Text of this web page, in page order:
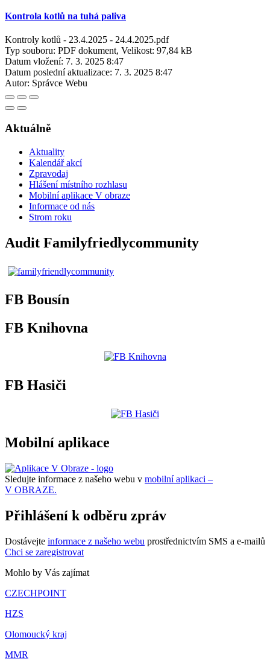
Kontrola kotlů na tuhá paliva
Kontroly kotlů - 23.4.2025 - 24.4.2025.pdf
Typ souboru: PDF dokument, Velikost: 97,84 kB
Datum vložení: 7. 3. 2025 8:47
Datum poslední aktualizace: 7. 3. 2025 8:47
Autor: Správce Webu
Aktuálně
Aktuality
Kalendář akcí
Zpravodaj
Hlášení místního rozhlasu
Mobilní aplikace V obraze
Informace od nás
Strom roku
Audit Familyfriedlycommunity
FB Bousín
FB Knihovna
FB Hasiči
Mobilní aplikace
Sledujte informace z našeho webu v mobilní aplikaci –
V OBRAZE.
Přihlášení k odběru zpráv
Dostávejte informace z našeho webu prostřednictvím SMS a e-mailů
Chci se zaregistrovat
Mohlo by Vás zajímat
CZECHPOINT
HZS
Olomoucký kraj
MMR